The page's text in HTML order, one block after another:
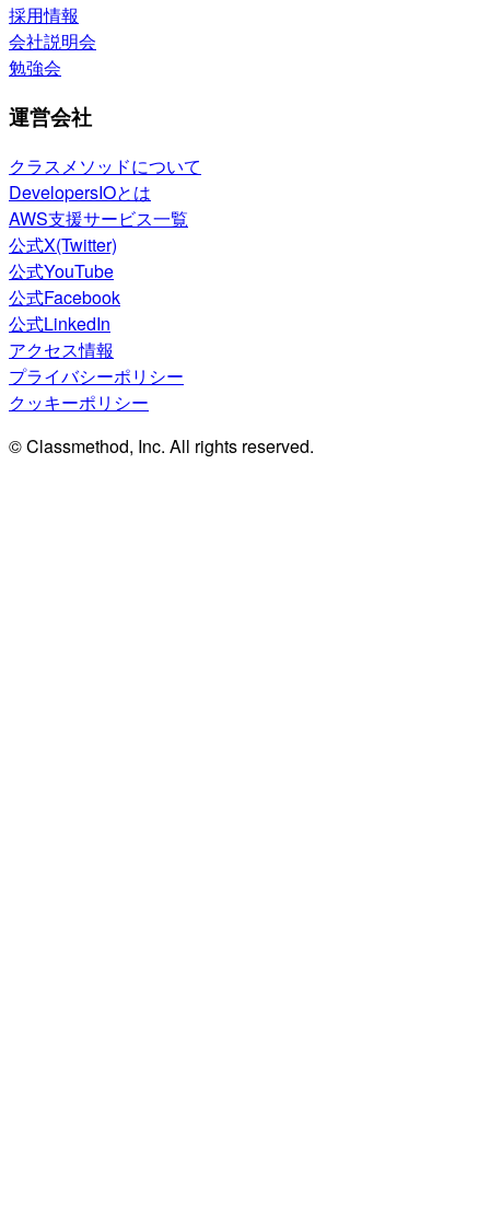
採用情報
会社説明会
勉強会
運営会社
クラスメソッドについて
DevelopersIOとは
AWS支援サービス一覧
公式X(Twitter)
公式YouTube
公式Facebook
公式LinkedIn
アクセス情報
プライバシーポリシー
クッキーポリシー
© Classmethod, Inc. All rights reserved.